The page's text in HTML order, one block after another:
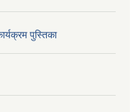
पुस्तिका